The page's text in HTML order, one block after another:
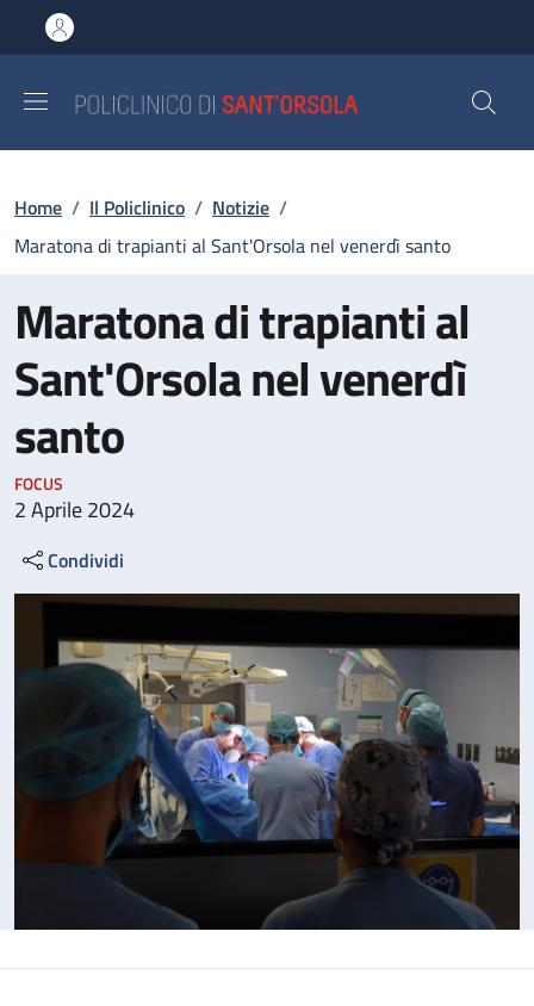
al contenuto principale
to footer content
Briciole di pane
Home / Il Policlinico / Notizie /
Maratona di trapianti al Sant'Orsola nel venerdì santo
Maratona di trapianti al
Sant'Orsola nel venerdì
santo
FOCUS
2 Aprile 2024
Condividi